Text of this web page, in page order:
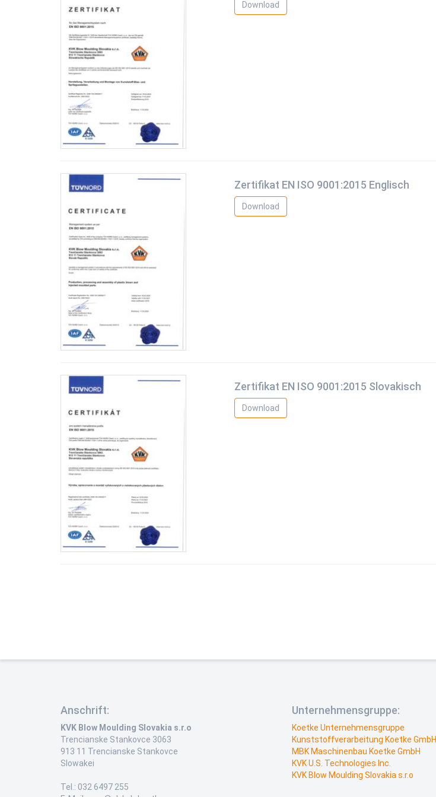
Download
Zertifikat EN ISO 9001:2015 Englisch
Download
Zertifikat EN ISO 9001:2015 Slovakisch
Download
Anschrift:
KVK Blow Moulding Slovakia s.r.o
Trencianske Stankovce 3063
913 11 Trencianske Stankovce
Slowakei
Tel.: 032 6497 255
Unternehmensgruppe:
Koetke Unternehmensgruppe
Kunststoffverarbeitung Koetke GmbH
MBK Maschinenbau Koetke GmbH
KVK U.S. Technologies Inc.
KVK Blow Moulding Slovakia s.r.o